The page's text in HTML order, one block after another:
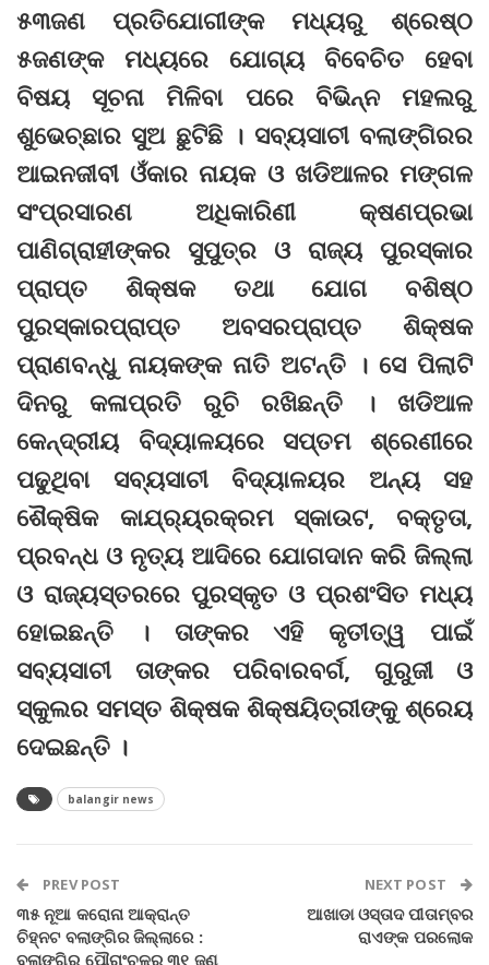
୫୩ଜଣ ପ୍ରତିଯୋଗୀଙ୍କ ମଧ୍ୟରୁ ଶ୍ରେଷ୍ଠ
୫ଜଣଙ୍କ ମଧ୍ୟରେ ଯୋଗ୍ୟ ବିବେଚିତ ହେବା
ବିଷୟ ସୂଚନା ମିଳିବା ପରେ ବିଭିନ୍ନ ମହଲରୁ
ଶୁଭେଚ୍ଛାର ସୁଅ ଛୁଟିଛି । ସବ୍ୟସାଚୀ ବଲାଙ୍ଗିରର
ଆଇନଜୀବୀ ଓଁକାର ନାୟକ ଓ ଖଡିଆଳର ମଙ୍ଗଳ
ସଂପ୍ରସାରଣ ଅଧିକାରିଣୀ କ୍ଷଣପ୍ରଭା
ପାଣିଗ୍ରାହୀଙ୍କର ସୁପୁତ୍ର ଓ ରାଜ୍ୟ ପୁରସ୍କାର
ପ୍ରାପ୍ତ ଶିକ୍ଷକ ତଥା ଯୋଗ ବଶିଷ୍ଠ
ପୁରସ୍କାରପ୍ରାପ୍ତ ଅବସରପ୍ରାପ୍ତ ଶିକ୍ଷକ
ପ୍ରାଣବନ୍ଧୁ ନାୟକଙ୍କ ନାତି ଅଟନ୍ତି । ସେ ପିଲାଟି
ଦିନରୁ କଳାପ୍ରତି ରୁଚି ରଖିଛନ୍ତି । ଖଡିଆଳ
କେନ୍ଦ୍ରୀୟ ବିଦ୍ୟାଳୟରେ ସପ୍ତମ ଶ୍ରେଣୀରେ
ପଢୁଥିବା ସବ୍ୟସାଚୀ ବିଦ୍ୟାଳୟର ଅନ୍ୟ ସହ
ଶୈକ୍ଷିକ କାଯ୍ର୍ୟ୍ରକ୍ରମ ସ୍କାଉଟ, ବକ୍ତୃତା,
ପ୍ରବନ୍ଧ ଓ ନୃତ୍ୟ ଆଦିରେ ଯୋଗଦାନ କରି ଜିଲ୍ଲା
ଓ ରାଜ୍ୟସ୍ତରରେ ପୁରସ୍କୃତ ଓ ପ୍ରଶଂସିତ ମଧ୍ୟ
ହୋଇଛନ୍ତି । ତାଙ୍କର ଏହି କୃତୀତ୍ୱ ପାଇଁ
ସବ୍ୟସାଚୀ ତାଙ୍କର ପରିବାରବର୍ଗ, ଗୁରୁଜୀ ଓ
ସ୍କୁଲର ସମସ୍ତ ଶିକ୍ଷକ ଶିକ୍ଷୟିତ୍ରୀଙ୍କୁ ଶ୍ରେୟ
ଦେଇଛନ୍ତି ।
balangir news
PREV POST
୩୫ ନୂଆ କରୋନା ଆକ୍ରାନ୍ତ
ଚିହ୍ନଟ ବଲାଙ୍ଗିର ଜିଲ୍ଲାରେ :
ବଲାଙ୍ଗିର ପୌରାଂଚଳରୁ ୩୧ ଜଣ
NEXT POST
ଆଖାଡା ଓସ୍ତାଦ ପୀତାମ୍ବର
ରାଏଙ୍କ ପରଲୋକ